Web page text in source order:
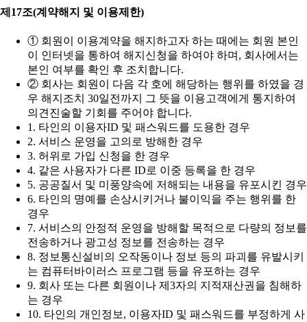
제17조(계약해지 및 이용제한)
① 회원이 이용계약을 해지하고자 하는 때에는 회원 본인
이 인터넷을 통하여 해지신청을 하여야 하며, 회사에서는
본인 여부를 확인 후 조치합니다.
② 회사는 회원이 다음 각 호에 해당하는 행위를 하였을 경
우 해지조치 30일전까지 그 뜻을 이용고객에게 통지하여
의견진술할 기회를 주어야 합니다.
1. 타인의 이용자ID 및 패스워드를 도용한 경우
2. 서비스 운영을 고의로 방해한 경우
3. 허위로 가입 신청을 한 경우
4. 같은 사용자가 다른 ID로 이중 등록을 한 경우
5. 공공질서 및 미풍양속에 저해되는 내용을 유포시킨 경우
6. 타인의 명예를 손상시키거나 불이익을 주는 행위를 한
경우
7. 서비스의 안정적 운영을 방해할 목적으로 다량의 정보를
전송하거나 광고성 정보를 전송하는 경우
8. 정보통신설비의 오작동이나 정보 등의 파괴를 유발시키
는 컴퓨터바이러스 프로그램 등을 유포하는 경우
9. 회사 또는 다른 회원이나 제3자의 지적재산권을 침해하
는 경우
10. 타인의 개인정보, 이용자ID 및 패스워드를 부정하게 사